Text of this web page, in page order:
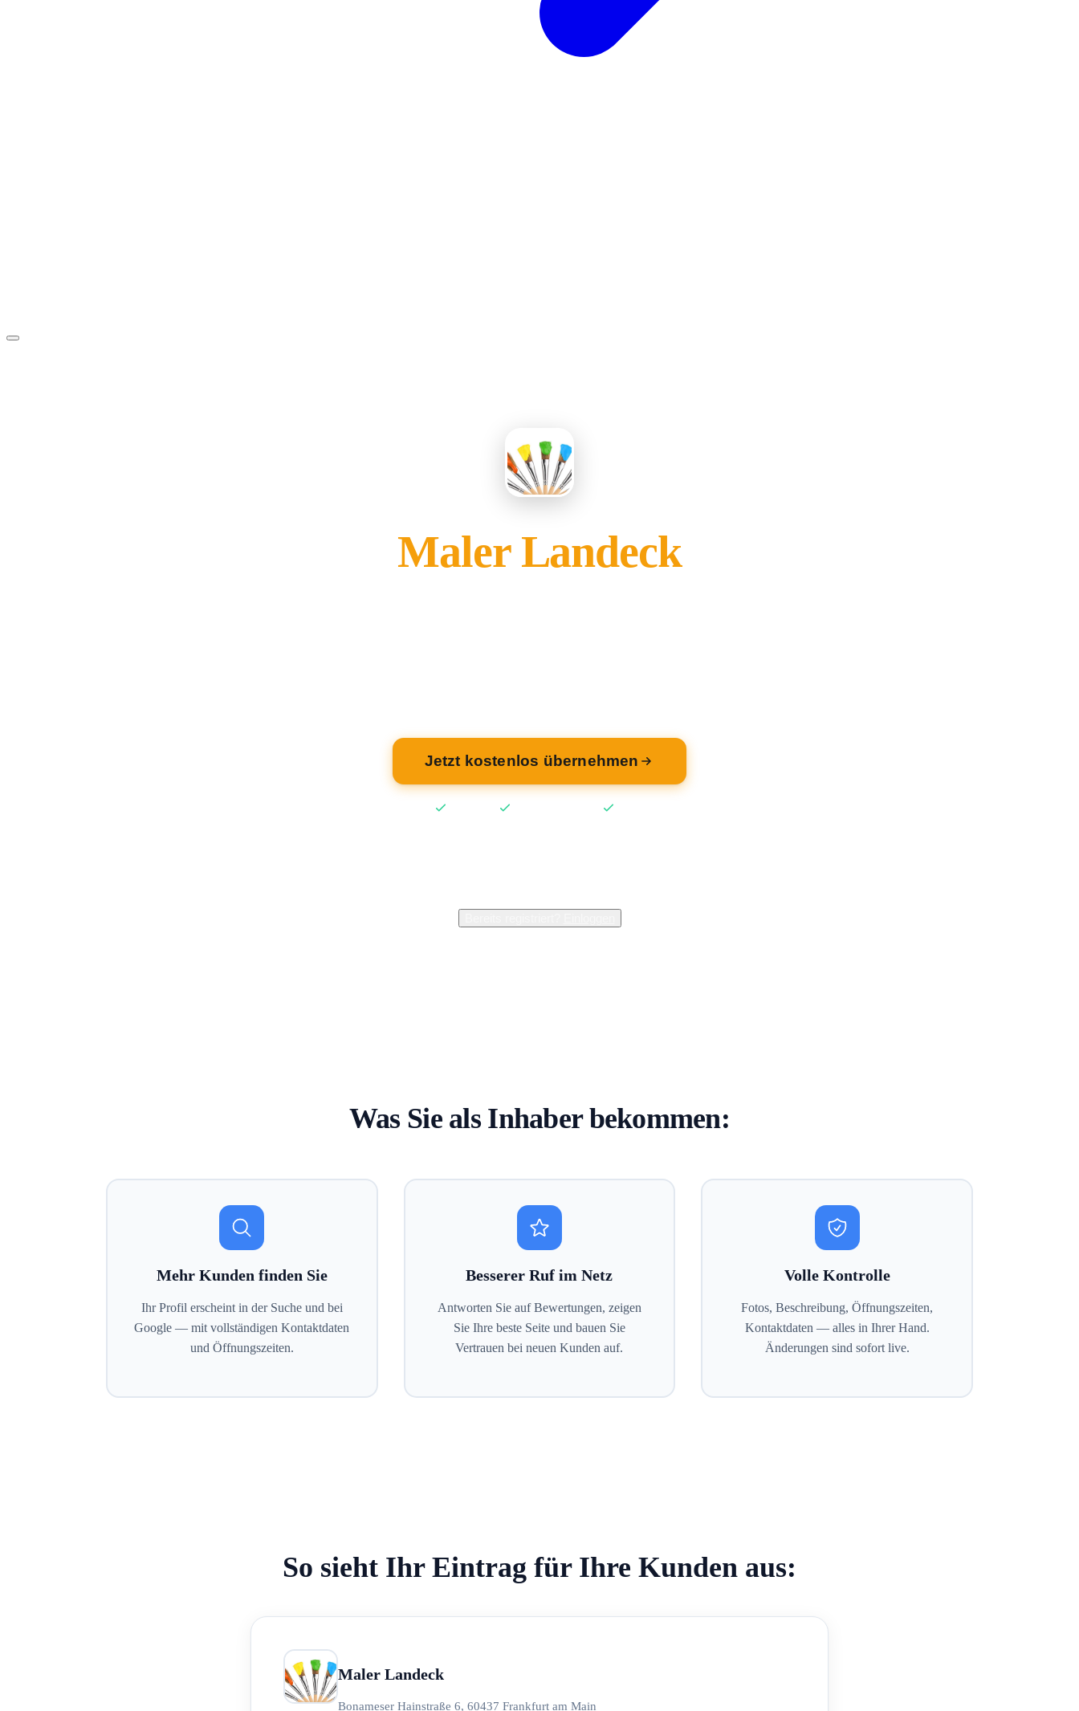
Maler Landeck
Jetzt kostenlos übernehmen
Was Sie als Inhaber bekommen:
Mehr Kunden finden Sie
Ihr Profil erscheint in der Suche und bei
Google — mit vollständigen Kontaktdaten
und Öffnungszeiten.
Besserer Ruf im Netz
Antworten Sie auf Bewertungen, zeigen
Sie Ihre beste Seite und bauen Sie
Vertrauen bei neuen Kunden auf.
Volle Kontrolle
Fotos, Beschreibung, Öffnungszeiten,
Kontaktdaten — alles in Ihrer Hand.
Änderungen sind sofort live.
So sieht Ihr Eintrag für Ihre Kunden aus:
Maler Landeck
Bonameser Hainstraße 6, 60437 Frankfurt am Main